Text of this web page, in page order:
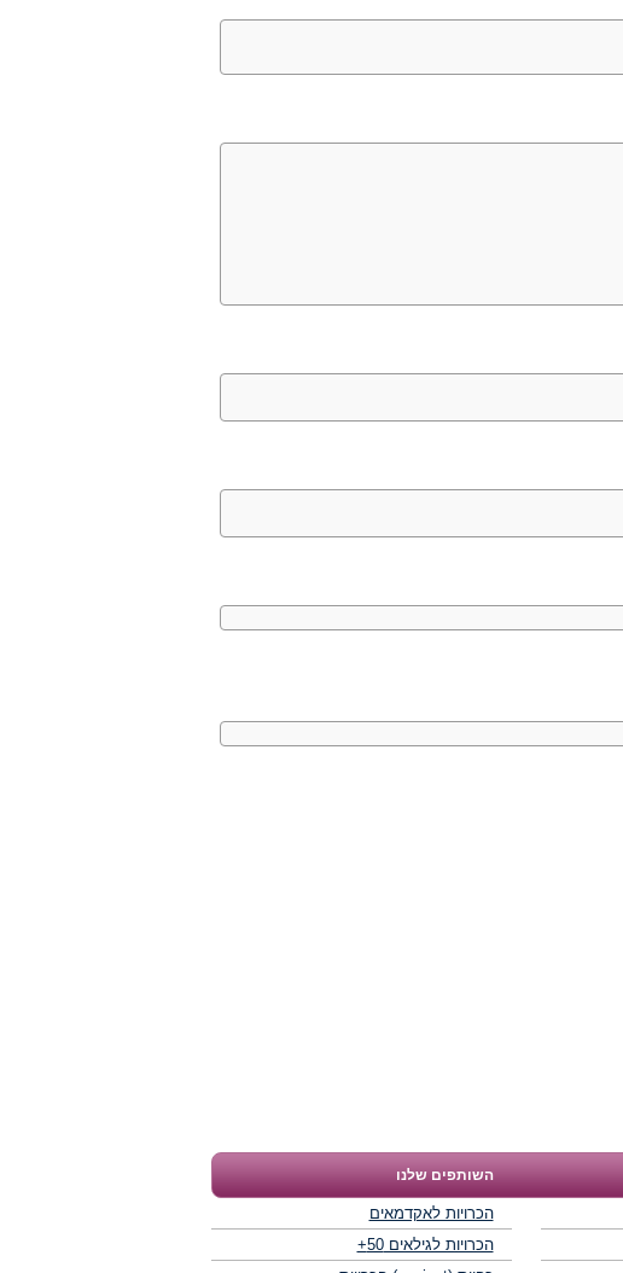
השותפים שלנו
הכרויות לאקדמאים
הכרויות לגילאים 50+